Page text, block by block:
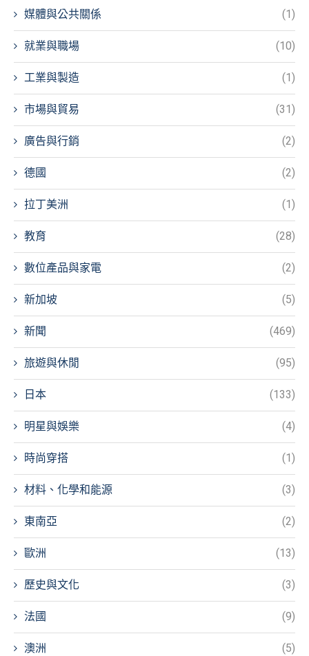
媒體與公共關係 (1)
就業與職場 (10)
工業與製造 (1)
市場與貿易 (31)
廣告與行銷 (2)
德國 (2)
拉丁美洲 (1)
教育 (28)
數位產品與家電 (2)
新加坡 (5)
新聞 (469)
旅遊與休閒 (95)
日本 (133)
明星與娛樂 (4)
時尚穿搭 (1)
材料、化學和能源 (3)
東南亞 (2)
歐洲 (13)
歷史與文化 (3)
法國 (9)
澳洲 (5)